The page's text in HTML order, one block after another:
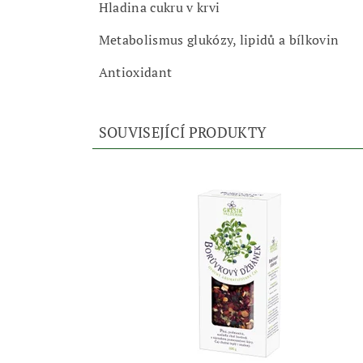
Hladina cukru v krvi
Metabolismus glukózy, lipidů a bílkovin
Antioxidant
SOUVISEJÍCÍ PRODUKTY